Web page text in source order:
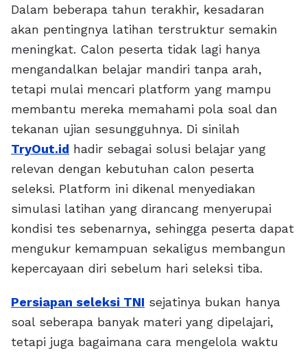
Dalam beberapa tahun terakhir, kesadaran
akan pentingnya latihan terstruktur semakin
meningkat. Calon peserta tidak lagi hanya
mengandalkan belajar mandiri tanpa arah,
tetapi mulai mencari platform yang mampu
membantu mereka memahami pola soal dan
tekanan ujian sesungguhnya. Di sinilah
TryOut.id hadir sebagai solusi belajar yang
relevan dengan kebutuhan calon peserta
seleksi. Platform ini dikenal menyediakan
simulasi latihan yang dirancang menyerupai
kondisi tes sebenarnya, sehingga peserta dapat
mengukur kemampuan sekaligus membangun
kepercayaan diri sebelum hari seleksi tiba.
Persiapan seleksi TNI sejatinya bukan hanya
soal seberapa banyak materi yang dipelajari,
tetapi juga bagaimana cara mengelola waktu